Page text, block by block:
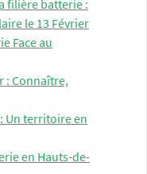
filière batterie :
le 13 Février
Face au
: Connaître,
Un territoire en
en Hauts-de-